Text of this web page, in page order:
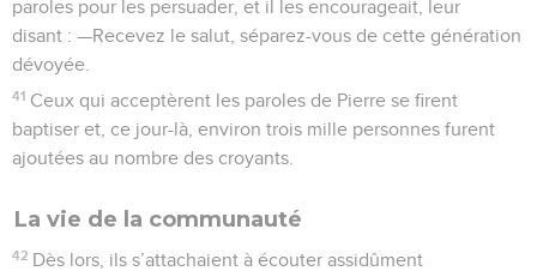
paroles pour les persuader, et il les encourageait, leur
disant : —Recevez le salut, séparez-vous de cette génération
dévoyée.
41 Ceux qui acceptèrent les paroles de Pierre se firent
baptiser et, ce jour-là, environ trois mille personnes furent
ajoutées au nombre des croyants.
La vie de la communauté
42 Dès lors, ils s’attachaient à écouter assidûment